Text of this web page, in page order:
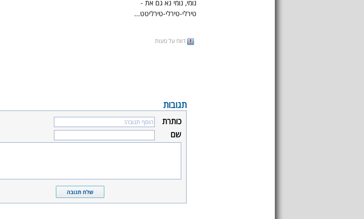
נומי, נומי נא גם את -
טירלי-טירלי-טירליטט...
דווח על טעות
תגובות
כותרת
שם